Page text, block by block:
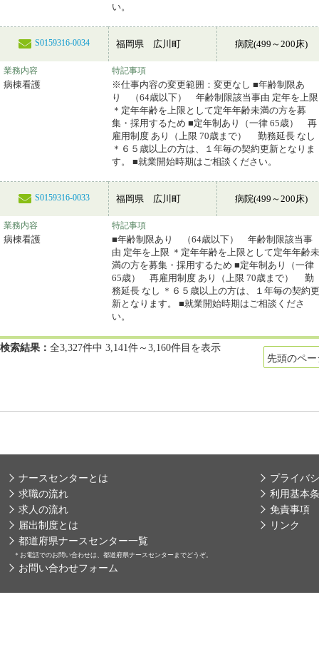
い。
S0159316-0034 福岡県 広川町 病院(499～200床)
業務内容
病棟看護
特記事項
※仕事内容の変更範囲：変更なし ■年齢制限あ
り （64歳以下） 年齢制限該当事由 定年を上限
＊定年年齢を上限として定年年齢未満の方を募
集・採用するため ■定年制あり（一律 65歳） 再
雇用制度 あり（上限 70歳まで） 勤務延長 なし
＊６５歳以上の方は、１年毎の契約更新となりま
す。 ■就業開始時期はご相談ください。
S0159316-0033 福岡県 広川町 病院(499～200床)
業務内容
病棟看護
特記事項
■年齢制限あり （64歳以下） 年齢制限該当事
由 定年を上限 ＊定年年齢を上限として定年年齢未
満の方を募集・採用するため ■定年制あり（一律
65歳） 再雇用制度 あり（上限 70歳まで） 勤
務延長 なし ＊６５歳以上の方は、１年毎の契約更
新となります。 ■就業開始時期はご相談くださ
い。
検索結果： 全3,327件中 3,141件～3,160件目を表示
先頭のペー
ナースセンターとは
求職の流れ
求人の流れ
届出制度とは
都道府県ナースセンター一覧
＊ お電話でのお問い合わせは、都道府県ナースセンターまでどうぞ。
お問い合わせフォーム
プライバ
利用基本
免責事項
リンク